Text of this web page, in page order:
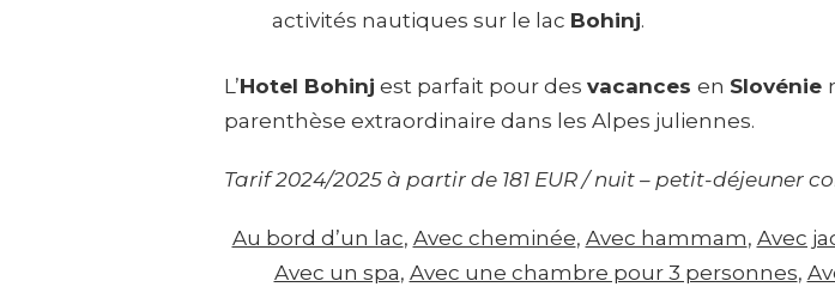
activités nautiques sur le lac Bohinj.
L’Hotel Bohinj est parfait pour des vacances en Slovénie
parenthèse extraordinaire dans les Alpes juliennes.
Tarif 2024/2025 à partir de 181 EUR / nuit – petit-déjeuner
Au bord d’un lac, Avec cheminée, Avec hammam, Avec
Avec un spa, Avec une chambre pour 3 personnes,